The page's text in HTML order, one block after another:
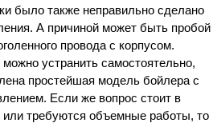
было также неправильно сделано
А причиной может быть пробой
провода с корпусом.
устранить самостоятельно,
простейшая модель бойлера с
Если же вопрос стоит в
или требуются объемные работы, то